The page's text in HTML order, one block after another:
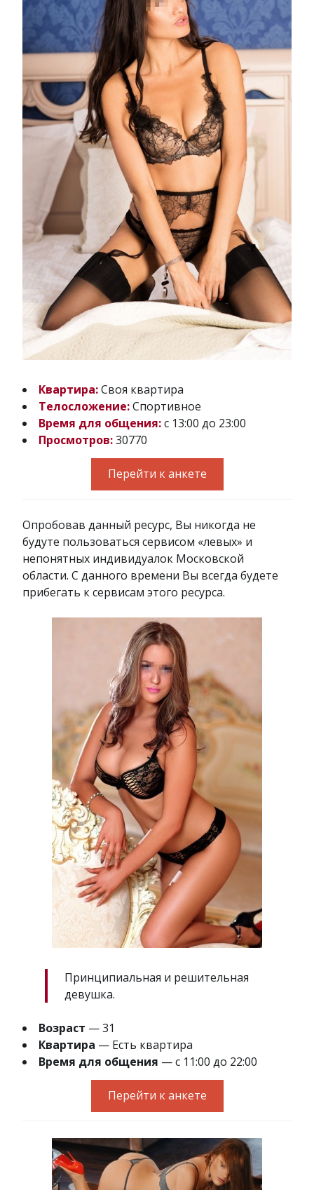
Квартира:Своя квартира
Телосложение:Спортивное
Время для общения:с 13:00 до 23:00
Просмотров:30770
Перейти к анкете
Опробовав данный ресурс, Вы никогда не
будуте пользоваться сервисом «левых» и
непонятных индивидуалок Московской
области. С данного времени Вы всегда будете
прибегать к сервисам этого ресурса.
Принципиальная и решительная
девушка.
Возраст — 31
Квартира — Есть квартира
Время для общения — с 11:00 до 22:00
Перейти к анкете